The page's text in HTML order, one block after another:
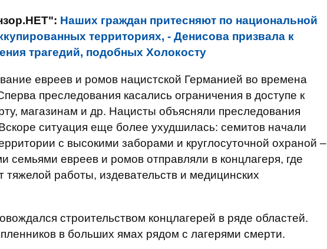
Наших граждан притесняют по национальной
территориях, - Денисова призвала к
трагедий, подобных Холокосту
евреев и ромов нацистской Германией во времена
преследования касались ограничения в доступе к
магазинам и др. Нацисты объясняли преследования
ситуация еще более ухудшилась: семитов начали
с высокими заборами и круглосуточной охраной –
семьями евреев и ромов отправляли в концлагеря, где
тяжелой работы, издевательств и медицинских
строительством концлагерей в ряде областей.
в больших ямах рядом с лагерями смерти.